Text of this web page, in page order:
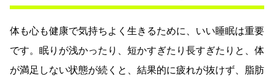
体も心も健康で気持ちよく生きるために、いい睡眠は重要
です。眠りが浅かったり、短かすぎたり長すぎたりと、体
が満足しない状態が続くと、結果的に疲れが抜けず、脂肪